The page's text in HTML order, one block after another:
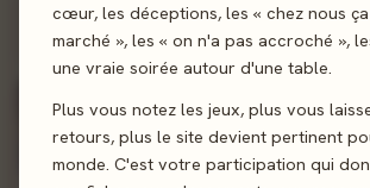
cœur, les déceptions, les « chez nous
marché », les « on n'a pas accroché »,
une vraie soirée autour d'une table.
Plus vous notez les jeux, plus vous
retours, plus le site devient pertinent
monde. C'est votre participation qui
Sortis cette semaine - soyez parmi les
à noter !